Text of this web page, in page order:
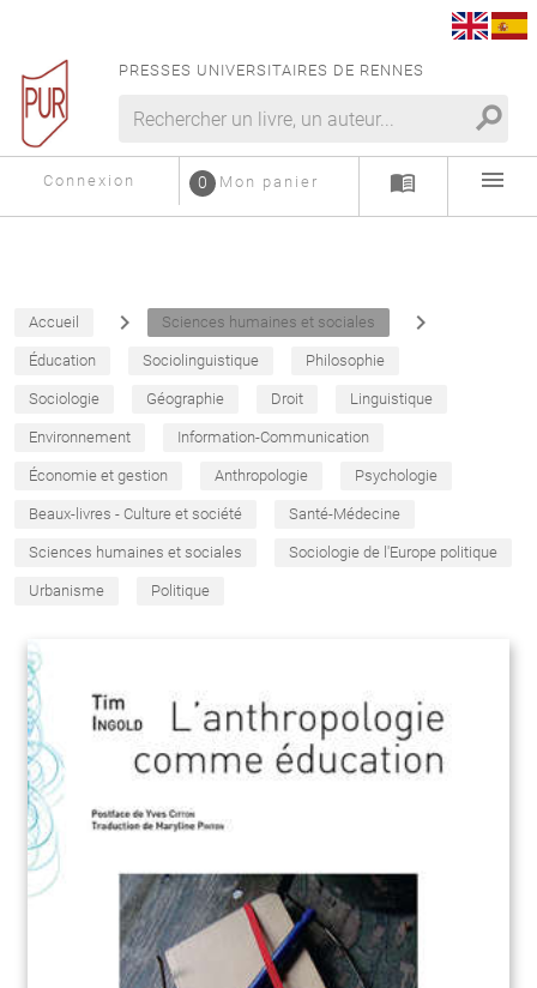
PRESSES UNIVERSITAIRES DE RENNES
search
Connexion Mon panier
0 menu_book menu
Accueil navigate_next Sciences humaines et sociales navigate_next
Éducation Sociolinguistique Philosophie
Sociologie Géographie Droit Linguistique
Environnement Information-Communication
Économie et gestion Anthropologie Psychologie
Beaux-livres - Culture et société Santé-Médecine
Sciences humaines et sociales Sociologie de l'Europe politique
Urbanisme Politique